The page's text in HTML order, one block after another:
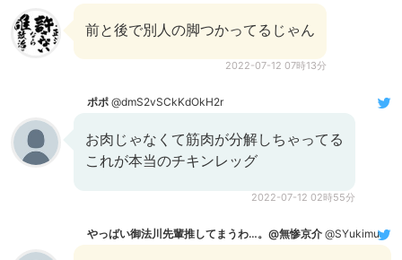
前と後で別人の脚つかってるじゃん
2022-07-12 07時13分
ポポ @dmS2vSCkKdOkH2r
お肉じゃなくて筋肉が分解しちゃってる
これが本当のチキンレッグ
2022-07-12 02時55分
やっばい御法川先輩推してまうわ…。@無惨京介 @SYukimura35